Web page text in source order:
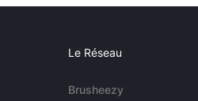
Le Réseau
Brusheezy